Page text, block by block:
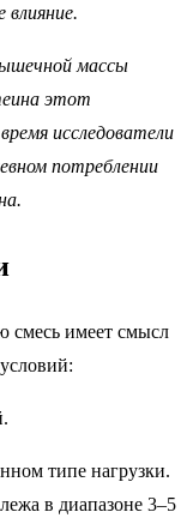
массы
этот
исследователи
потреблении
смесь имеет смысл
типе нагрузки.
в диапазоне 3–5